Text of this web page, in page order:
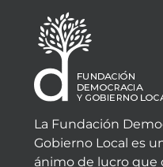
La Fundación
Gobierno Local es
ánimo de lucro que